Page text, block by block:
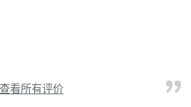
查看所有评价